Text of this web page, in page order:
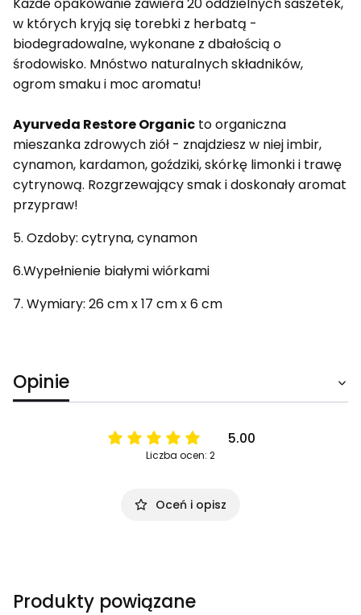
w których kryją się torebki z herbatą -
biodegradowalne, wykonane z dbałością o
środowisko. Mnóstwo naturalnych składników,
ogrom smaku i moc aromatu!
Ayurveda Restore Organic to organiczna
mieszanka zdrowych ziół - znajdziesz w niej imbir,
cynamon, kardamon, goździki, skórkę limonki i trawę
cytrynową. Rozgrzewający smak i doskonały aromat
przypraw!
5. Ozdoby: cytryna, cynamon
6.Wypełnienie białymi wiórkami
7. Wymiary: 26 cm x 17 cm x 6 cm
Opinie
5.00
Liczba ocen: 2
Oceń i opisz
Produkty powiązane